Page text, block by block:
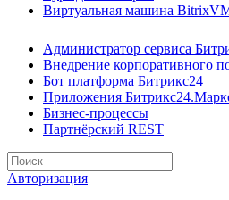
Виртуальная машина
Администратор сервиса
Внедрение корпоративного
Бот платформа Битрикс24
Приложения
Бизнес-процессы
Партнёрский REST
Авторизация